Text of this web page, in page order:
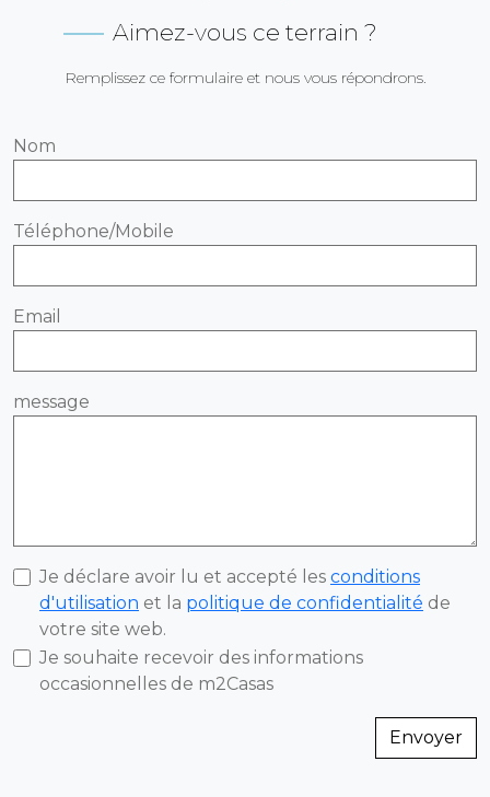
Aimez-vous ce terrain ?
Remplissez ce formulaire et nous vous répondrons.
Nom
Téléphone/Mobile
Email
message
Je déclare avoir lu et accepté les conditions
d'utilisation et la politique de confidentialité de
votre site web.
Je souhaite recevoir des informations
occasionnelles de m2Casas
Envoyer